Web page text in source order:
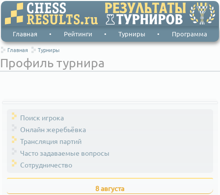
Главная • Рейтинги • Турниры • Программа
Главная Турниры
Профиль турнира
Поиск игрока
Онлайн жеребьёвка
Трансляция партий
Часто задаваемые вопросы
Сотрудничество
8 августа